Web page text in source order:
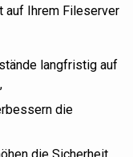
auf Ihrem Fileserver
langfristig auf
die
die Sicherheit